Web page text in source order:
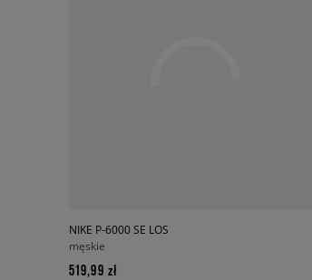
NIKE P-6000 SE LOS
męskie
519,99 zł